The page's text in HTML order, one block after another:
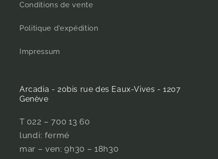
Conditions de vente
Politique d'expédition
Impressum
Arcadia - 20bis rue des Eaux-Vives - 1207
Genève
T 022 – 700 13 60
lundi: fermé
mar – ven: 9h30 – 18h30